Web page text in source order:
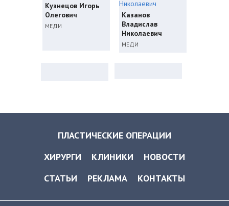
Кузнецов Игорь
Олегович
МЕДИ
Казанов
Владислав
Николаевич
МЕДИ
ПЛАСТИЧЕСКИЕ ОПЕРАЦИИ
ХИРУРГИ
КЛИНИКИ
НОВОСТИ
СТАТЬИ
РЕКЛАМА КОНТАКТЫ